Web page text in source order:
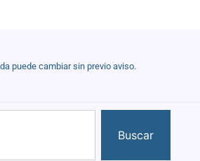
puede cambiar sin previo aviso.
Buscar